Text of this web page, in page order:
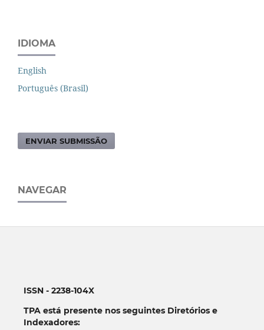
IDIOMA
English
Português (Brasil)
ENVIAR SUBMISSÃO
NAVEGAR
ISSN - 2238-104X
TPA está presente nos seguintes Diretórios e
Indexadores: